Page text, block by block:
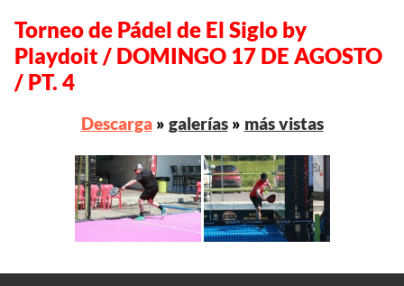
Torneo de Pádel de El Siglo by
Playdoit / DOMINGO 17 DE AGOSTO
/ PT. 4
Descarga» galerías» más vistas